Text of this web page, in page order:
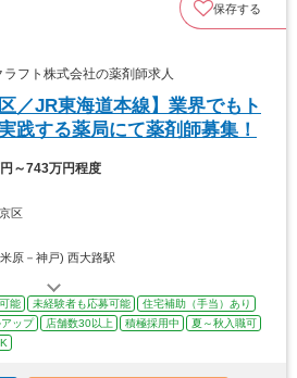
保存する
フト株式会社の薬剤師求人
／JR東海道本線】業界でもト
践する薬局にて薬剤師募集！
～743万円程度
区
原－神戸) 西大路駅
能 未経験者も応募可能
住宅補助（手当）あり
ップ 店舗数30以上 積極採用中
夏～秋入職可